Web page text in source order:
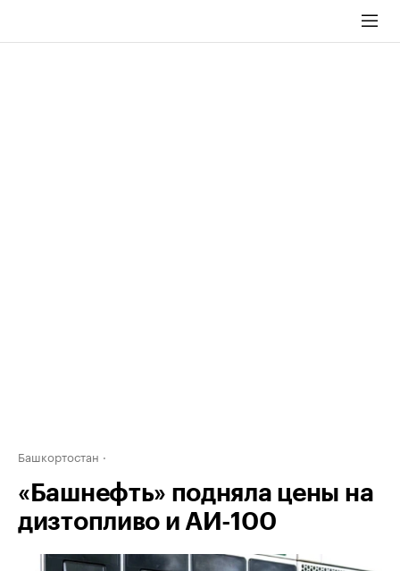
Башкортостан
«Башнефть» подняла цены на
дизтопливо и АИ-100